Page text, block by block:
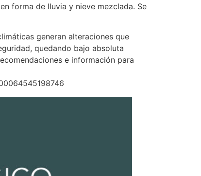
forma de lluvia y nieve mezclada. Se
generan alteraciones que
quedando bajo absoluta
e información para